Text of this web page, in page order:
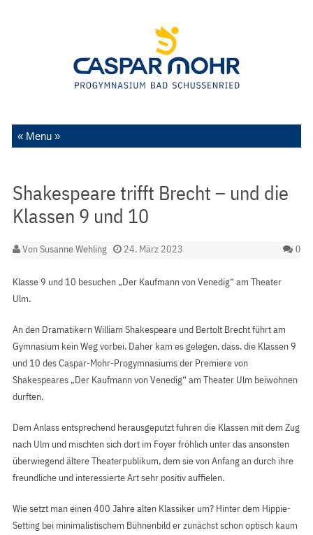
Zum Inhalt springen
Shakespeare trifft Brecht – und die
Klassen 9 und 10
VonSusanne Wehling 24. März 2023 0
Klasse 9 und 10 besuchen „Der Kaufmann von Venedig“ am Theater
Ulm.
An den Dramatikern William Shakespeare und Bertolt Brecht führt am
Gymnasium kein Weg vorbei. Daher kam es gelegen, dass. die Klassen 9
und 10 des Caspar-Mohr-Progymnasiums der Premiere von
Shakespeares „Der Kaufmann von Venedig“ am Theater Ulm beiwohnen
durften.
Dem Anlass entsprechend herausgeputzt fuhren die Klassen mit dem Zug
nach Ulm und mischten sich dort im Foyer fröhlich unter das ansonsten
überwiegend ältere Theaterpublikum, dem sie von Anfang an durch ihre
freundliche und interessierte Art sehr positiv auffielen.
Wie setzt man einen 400 Jahre alten Klassiker um? Hinter dem Hippie-
Setting bei minimalistischem Bühnenbild er zunächst schon optisch kaum